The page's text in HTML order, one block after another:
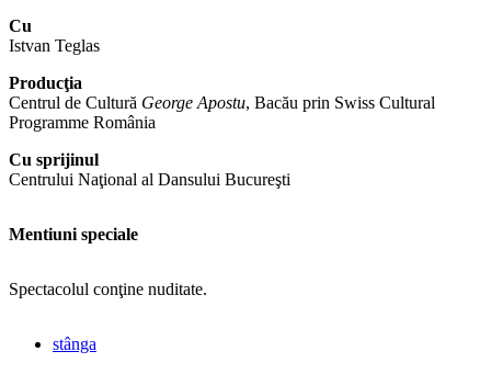
Cu
Istvan Teglas
Producţia
Centrul de Cultură George Apostu, Bacău prin Swiss Cultural
Programme România
Cu sprijinul
Centrului Naţional al Dansului Bucureşti
Mentiuni speciale
Spectacolul conţine nuditate.
stânga